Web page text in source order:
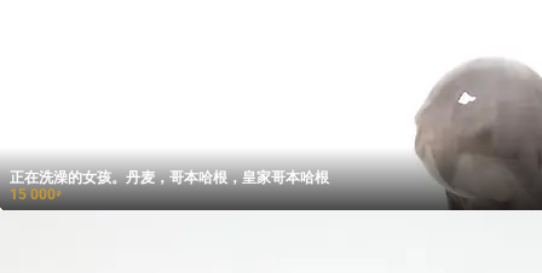
正在洗澡的女孩。丹麦，哥本哈根，皇家哥本哈根
15 000₽